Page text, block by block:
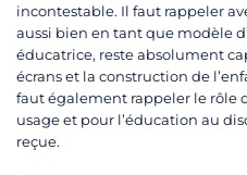
incontestable. Il faut rappeler
aussi bien en tant que modèle
éducatrice, reste absolument
écrans et la construction de
faut également rappeler le rôle
usage et pour l’éducation au
reçue.